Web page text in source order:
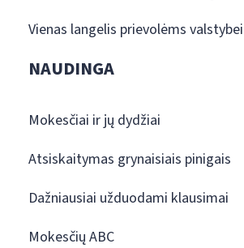
Vienas langelis prievolėms
NAUDINGA
Mokesčiai ir jų dydžiai
Atsiskaitymas grynaisiais pinigais
Dažniausiai užduodami klausimai
Mokesčių ABC